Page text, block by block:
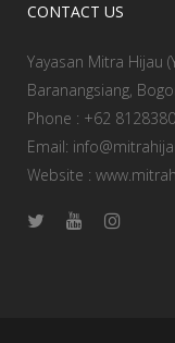
CONTACT US
Yayasan Mitra Hijau
Baranangsiang,
Phone : +62
Email:
Website :